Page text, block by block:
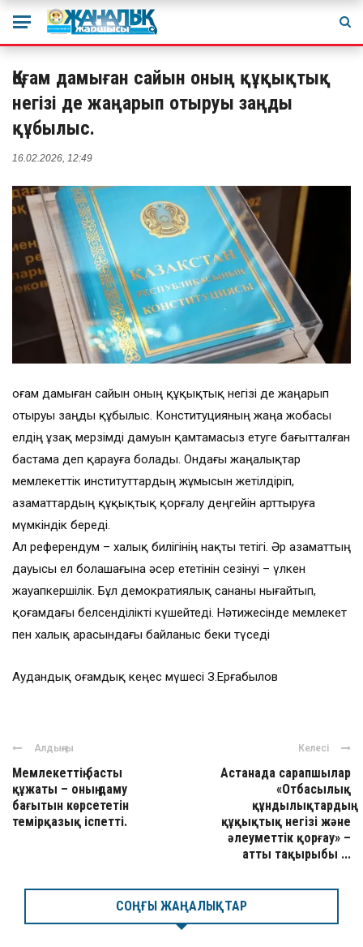
Қоғам дамыған сайын оның құқықтық
негізі де жаңарып отыруы заңды
құбылыс.
16.02.2026, 12:49
Қоғам дамыған сайын оның құқықтық негізі де жаңарып
отыруы заңды құбылыс. Конституцияның жаңа жобасы
елдің ұзақ мерзімді дамуын қамтамасыз етуге бағытталған
бастама деп қарауға болады. Ондағы жаңалықтар
мемлекеттік институттардың жұмысын жетілдіріп,
азаматтардың құқықтық қорғалу деңгейін арттыруға
мүмкіндік береді.
Ал референдум – халық билігінің нақты тетігі. Әр азаматтың
дауысы ел болашағына әсер ететінін сезінуі – үлкен
жауапкершілік. Бұл демократиялық сананы нығайтып,
қоғамдағы белсенділікті күшейтеді. Нәтижесінде мемлекет
пен халық арасындағы байланыс беки түседі
Аудандық Қоғамдық кеңес мүшесі З.Ерғабылов
Алдыңғы
Мемлекеттің басты
құжаты – оның даму
бағытын көрсететін
темірқазық іспетті.
Келесі
Астанада сарапшылар
«Отбасылық
құндылықтардың
құқықтық негізі және
әлеуметтік қорғау» –
атты тақырыбы ...
СОҢҒЫ ЖАҢАЛЫҚТАР